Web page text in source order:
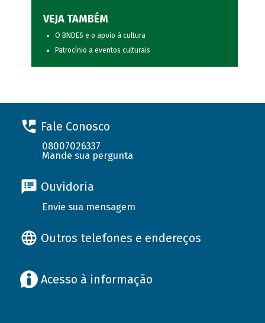
VEJA TAMBÉM
O BNDES e o apoio à cultura
Patrocínio a eventos culturais
Fale Conosco
08007026337
Mande sua pergunta
Ouvidoria
Envie sua mensagem
Outros telefones e endereços
Acesso à informação